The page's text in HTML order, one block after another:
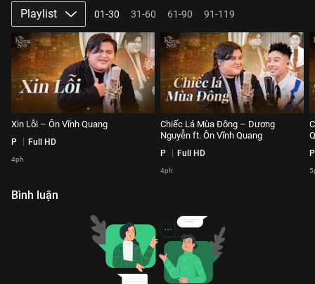
Playlist 01-30 31-60 61-90 91-119
Xin Lỗi – Ôn Vĩnh Quang
P Full HD
4ph
Chiếc Lá Mùa Đông – Dương
Nguyễn ft. Ôn Vĩnh Quang
P Full HD
4ph
P
Bình luận